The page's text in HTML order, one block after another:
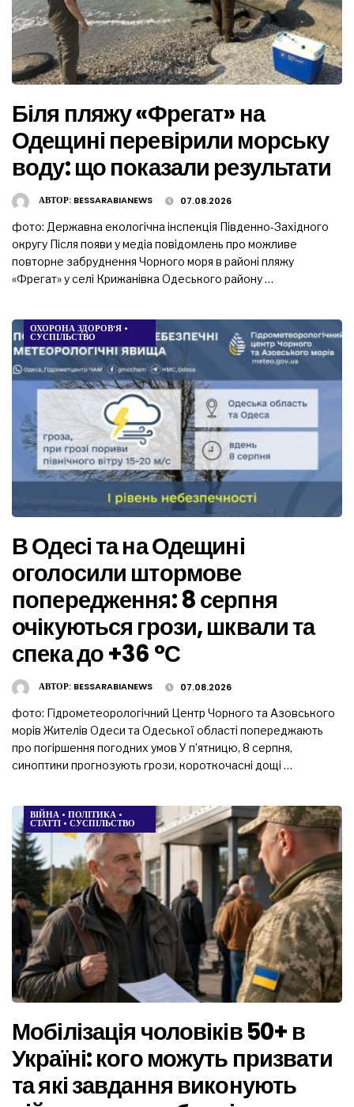
Біля пляжу «Фрегат» на
Одещині перевірили морську
воду: що показали результати
АВТОР: BESSARABIANEWS 07.08.2026
фото: Державна екологічна інспекція Південно-Західного
округу Після появи у медіа повідомлень про можливе
повторне забруднення Чорного моря в районі пляжу
«Фрегат» у селі Крижанівка Одеського району …
ОХОРОНА ЗДОРОВ’Я •
СУСПІЛЬСТВО
В Одесі та на Одещині
оголосили штормове
попередження: 8 серпня
очікуються грози, шквали та
спека до +36 °С
АВТОР: BESSARABIANEWS 07.08.2026
фото: Гідрометеорологічний Центр Чорного та Азовського
морів Жителів Одеси та Одеської області попереджають
про погіршення погодних умов У п’ятницю, 8 серпня,
синоптики прогнозують грози, короткочасні дощі …
ВІЙНА • ПОЛІТИКА •
СТАТТІ • СУСПІЛЬСТВО
Мобілізація чоловіків 50+ в
Україні: кого можуть призвати
та які завдання виконують